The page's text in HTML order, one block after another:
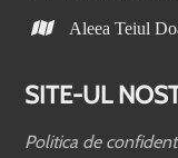
Aleea Teiul
SITE-UL
Politica de